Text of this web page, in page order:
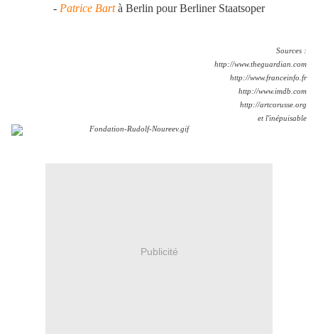
- Patrice Bartà Berlin pour Berliner Staatsoper
Sources :
http://www.theguardian.com
http://www.franceinfo.fr
http://www.imdb.com
http://artcorusse.org
et l'inépuisable
Publicité